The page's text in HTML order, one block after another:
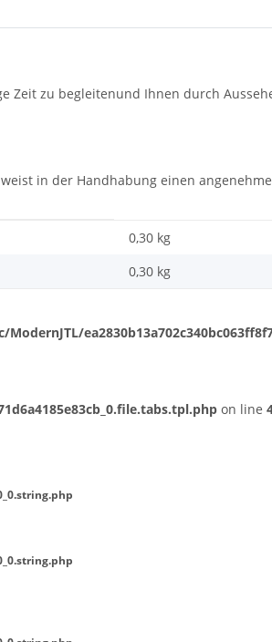
Zeit zu begleitenund Ihnen durch
in der Handhabung einen
0,30 kg
0,30 kg
on line